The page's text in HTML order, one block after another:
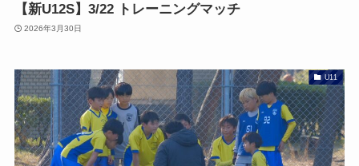
【新U12S】3/22 トレーニングマッチ
2026年3月30日
U11